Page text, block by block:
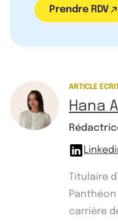
Prendre RDV
ARTICLE
Hana
Titulaire
carrière